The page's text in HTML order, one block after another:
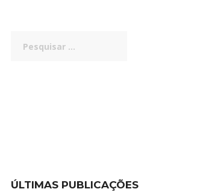
por:
ÚLTIMAS PUBLICAÇÕES